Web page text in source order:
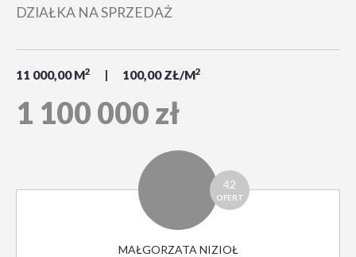
DZIAŁKA NA SPRZEDAŻ
11 000,00 M2 100,00 ZŁ/M2
1 100 000 zł
42
OFERT
MAŁGORZATA NIZIOŁ